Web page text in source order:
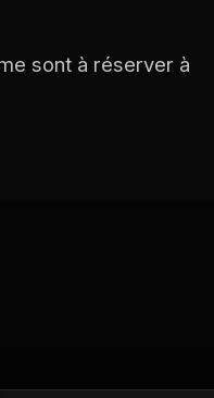
sont à réserver à